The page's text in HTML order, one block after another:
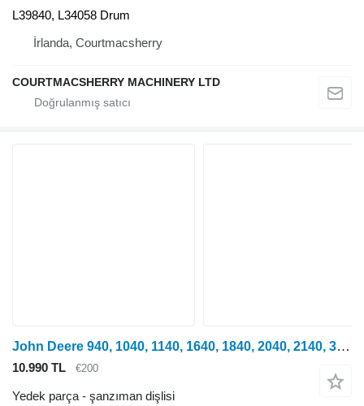
L39840, L34058 Drum
İrlanda, Courtmacsherry
COURTMACSHERRY MACHINERY LTD
John Deere 940, 1040, 1140, 1640, 1840, 2040, 2140, 3040, 3140, 2150, 2255, 2750, 2950, 840, 3640, 3150, 3050, 3350, 1350, 2955, 2755, 2355, 2555, 2450, 2650, 1950, 3650, 3155, 3055, 1850, 1950, 2450, 2650, 2850, 3150, 3350 tekerlekli traktör için John Deere 40 ve 50 Serisi Dört Tekerlekten Çekişli Debriyaj Dişlisi 49 Diş Al67651 AL67651 şanzıman dişlisi
10.990 TL €200
Yedek parça - şanzıman dişlisi